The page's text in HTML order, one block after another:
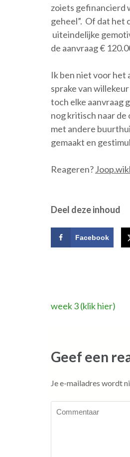
zoiets gefinancierd
geheel”. Of dat het
uiteindelijke
de aanvraag €
Ik ben niet voor het
sprake van
toch elke aanvraag
nog kritisch naar de
met andere
gemaakt en
Reageren?
Deel deze inhoud
Facebook
Bericht
week 3 (klik hier)
Geef een
Je e-mailadres wordt